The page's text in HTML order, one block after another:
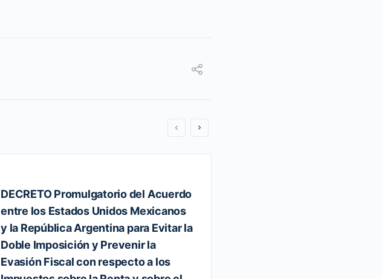
DECRETO Promulgatorio del Acuerdo
entre los Estados Unidos Mexicanos
y la República Argentina para Evitar la
Doble Imposición y Prevenir la
Evasión Fiscal con respecto a los